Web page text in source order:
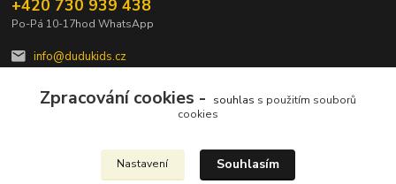
+420 730 939 438
Po-Pá 10-17hod WhatsApp
info@dudukids.cz
Upravit sběr cookies.
Zpracování cookies - souhlas s použitím souborů
cookies
Nastavení Souhlasím